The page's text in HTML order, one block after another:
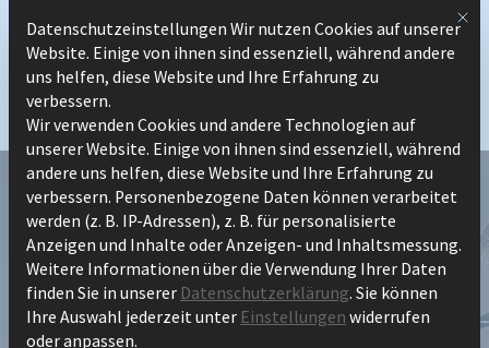
Inhalt
springen
Termine und Aktuelles
Hochkarätige Webinare und Events rund um
Mit
Datenschutzeinstellungen
Datenschutzeinstellungen Wir nutzen Cookies auf unserer
Website. Einige von ihnen sind essenziell, während andere
uns helfen, diese Website und Ihre Erfahrung zu
verbessern.
Wir verwenden Cookies und andere Technologien auf
unserer Website. Einige von ihnen sind essenziell, während
andere uns helfen, diese Website und Ihre Erfahrung zu
verbessern. Personenbezogene Daten können verarbeitet
werden (z. B. IP-Adressen), z. B. für personalisierte
Anzeigen und Inhalte oder Anzeigen- und Inhaltsmessung.
Weitere Informationen über die Verwendung Ihrer Daten
finden Sie in unserer Datenschutzerklärung. Sie können
Ihre Auswahl jederzeit unter Einstellungen widerrufen
oder anpassen.